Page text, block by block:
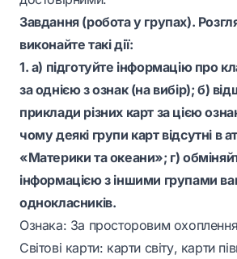
Завдання (робота у групах).
виконайте такі дії:
1. а) підготуйте інформацію про
за однією з ознак (на вибір); б)
приклади різних карт за цією
чому деякі групи карт відсутні в
«Материки та океани»; г)
інформацією з іншими групами
однокласників.
Ознака: За просторовим
Світові карти: карти світу, карти